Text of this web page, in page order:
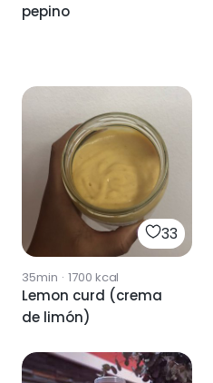
pepino
33
35min · 1700 kcal
Lemon curd (crema
de limón)